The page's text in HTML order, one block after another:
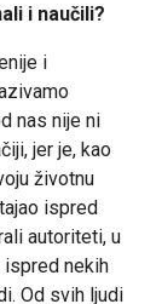
i naučili?
i
nas nije ni
jer je, kao
životnu
ispred
autoriteti, u
ispred nekih
Od svih ljudi